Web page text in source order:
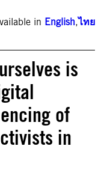
in English,ไทย
is
of
in